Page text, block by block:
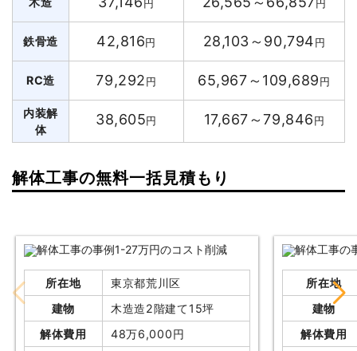
円 円
鉄骨造 42,816円 28,103～90,794円
RC造 79,292円 65,967～109,689円
内装解
体
38,605円 17,667～79,846円
解体工事の無料一括見積もり
所在地
東京都荒川区
建物
木造造2階建て15坪
解体費用
48万6,000円
所在地
建物
解体費用